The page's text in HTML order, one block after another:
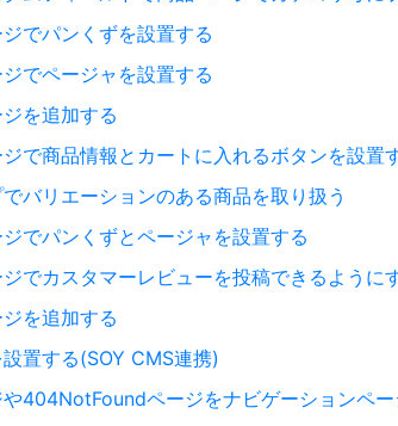
でパンくずを設置する
でページャを設置する
を追加する
で商品情報とカートに入れるボタンを設置
バリエーションのある商品を取り扱う
でパンくずとページャを設置する
でカスタマーレビューを投稿できるように
を追加する
置する(SOY CMS連携)
や404NotFoundページをナビゲーションペ